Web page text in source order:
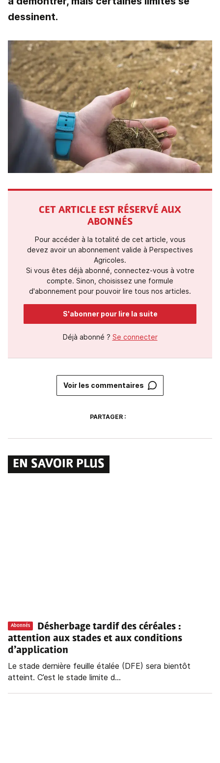
dessinent.
CET ARTICLE EST RÉSERVÉ AUX
ABONNÉS
Pour accéder à la totalité de cet article, vous
devez avoir un abonnement valide à Perspectives
Agricoles.
Si vous êtes déjà abonné, connectez-vous à votre
compte. Sinon, choisissez une formule
d'abonnement pour pouvoir lire tous nos articles.
S'abonner pour lire la suite
Déjà abonné ? Se connecter
Voir les commentaires
PARTAGER :
EN SAVOIR PLUS
Abonnés Désherbage tardif des céréales :
attention aux stades et aux conditions
d’application
Le stade dernière feuille étalée (DFE) sera bientôt
atteint. C’est le stade limite d...